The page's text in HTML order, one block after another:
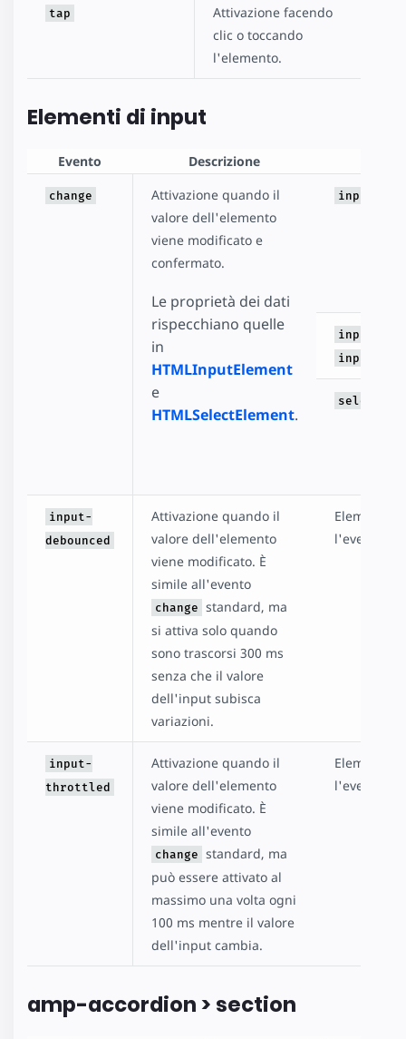
tap
Attivazione facendo
clic o toccando
l'elemento.
Elementi di input
Evento Descrizione
change
Attivazione quando il
valore dell'elemento
viene modificato e
confermato.
Le proprietà dei dati
rispecchiano quelle
in
HTMLInputElement
e
HTMLSelectElement.
input
select
input-
debounced
Attivazione quando il
valore dell'elemento
viene modificato. È
simile all'evento
change standard, ma
si attiva solo quando
sono trascorsi 300 ms
senza che il valore
dell'input subisca
variazioni.
Elementi
l'evento
input-
throttled
Attivazione quando il
valore dell'elemento
viene modificato. È
simile all'evento
change standard, ma
può essere attivato al
massimo una volta ogni
100 ms mentre il valore
dell'input cambia.
Elementi
l'evento
amp-accordion > section